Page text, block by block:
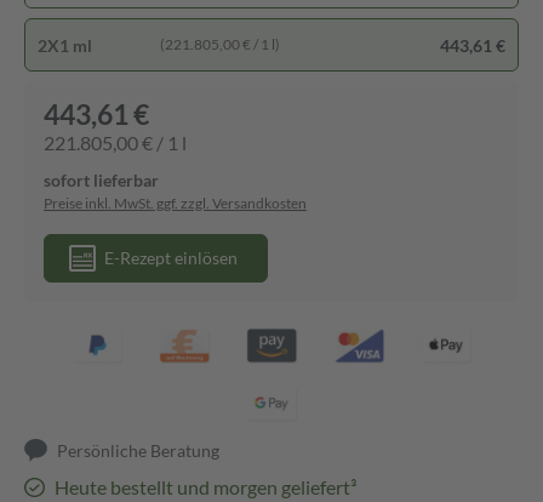
2X1 ml (221.805,00 € / 1 l) 443,61 €
443,61 €
221.805,00 € / 1 l
sofort lieferbar
Preise inkl. MwSt. ggf. zzgl. Versandkosten
E-Rezept einlösen
Persönliche Beratung
Heute bestellt und morgen geliefert³